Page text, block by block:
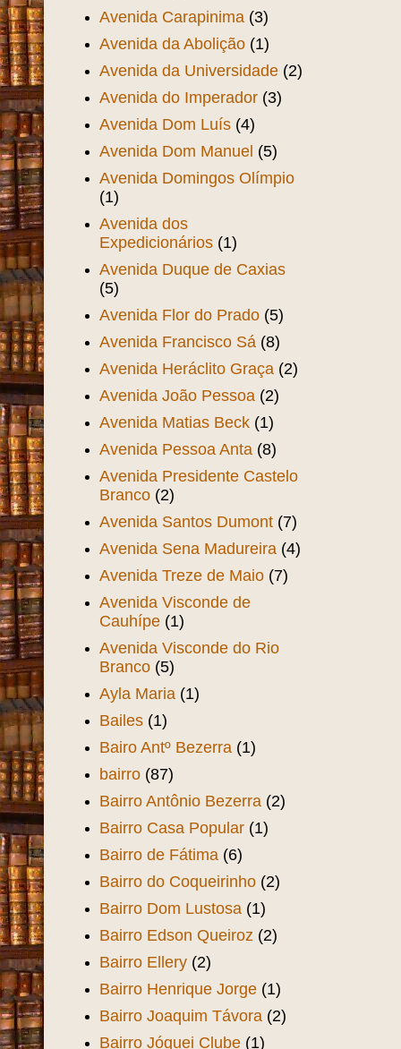
Avenida Carapinima (3)
Avenida da Abolição (1)
Avenida da Universidade (2)
Avenida do Imperador (3)
Avenida Dom Luís (4)
Avenida Dom Manuel (5)
Avenida Domingos Olímpio
(1)
Avenida dos
Expedicionários (1)
Avenida Duque de Caxias
(5)
Avenida Flor do Prado (5)
Avenida Francisco Sá (8)
Avenida Heráclito Graça (2)
Avenida João Pessoa (2)
Avenida Matias Beck (1)
Avenida Pessoa Anta (8)
Avenida Presidente Castelo
Branco (2)
Avenida Santos Dumont (7)
Avenida Sena Madureira (4)
Avenida Treze de Maio (7)
Avenida Visconde de
Cauhípe (1)
Avenida Visconde do Rio
Branco (5)
Ayla Maria (1)
Bailes (1)
Bairo Antº Bezerra (1)
bairro (87)
Bairro Antônio Bezerra (2)
Bairro Casa Popular (1)
Bairro de Fátima (6)
Bairro do Coqueirinho (2)
Bairro Dom Lustosa (1)
Bairro Edson Queiroz (2)
Bairro Ellery (2)
Bairro Henrique Jorge (1)
Bairro Joaquim Távora (2)
Bairro Jóquei Clube (1)